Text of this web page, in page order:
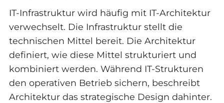
IT-Infrastruktur wird häufig mit IT-Architektur
verwechselt. Die Infrastruktur stellt die
technischen Mittel bereit. Die Architektur
definiert, wie diese Mittel strukturiert und
kombiniert werden. Während IT-Strukturen
den operativen Betrieb sichern, beschreibt
Architektur das strategische Design dahinter.